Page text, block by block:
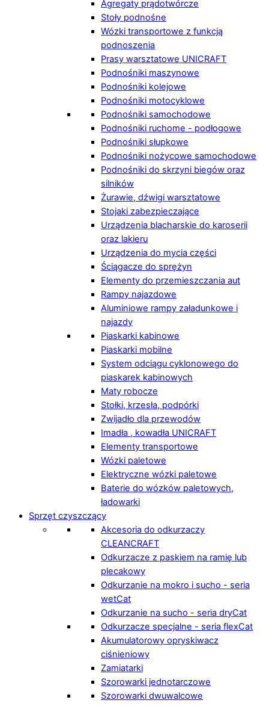
Agregaty prądotwórcze
Stoły podnośne
Wózki transportowe z funkcją
podnoszenia
Prasy warsztatowe UNICRAFT
Podnośniki maszynowe
Podnośniki kolejowe
Podnośniki motocyklowe
Podnośniki samochodowe
Podnośniki ruchome - podłogowe
Podnośniki słupkowe
Podnośniki nożycowe samochodowe
Podnośniki do skrzyni biegów oraz
silników
Żurawie, dźwigi warsztatowe
Stojaki zabezpieczające
Urządzenia blacharskie do karoserii
oraz lakieru
Urządzenia do mycia części
Ściągacze do sprężyn
Elementy do przemieszczania aut
Rampy najazdowe
Aluminiowe rampy załadunkowe i
najazdy
Piaskarki kabinowe
Piaskarki mobilne
System odciągu cyklonowego do
piaskarek kabinowych
Maty robocze
Stołki, krzesła, podpórki
Zwijadło dla przewodów
Imadła , kowadła UNICRAFT
Elementy transportowe
Wózki paletowe
Elektryczne wózki paletowe
Baterie do wózków paletowych,
ładowarki
Sprzęt czyszczący
Akcesoria do odkurzaczy
CLEANCRAFT
Odkurzacze z paskiem na ramię lub
plecakowy
Odkurzanie na mokro i sucho - seria
wetCat
Odkurzanie na sucho - seria dryCat
Odkurzacze specjalne - seria flexCat
Akumulatorowy opryskiwacz
ciśnieniowy
Zamiatarki
Szorowarki jednotarczowe
Szorowarki dwuwalcowe